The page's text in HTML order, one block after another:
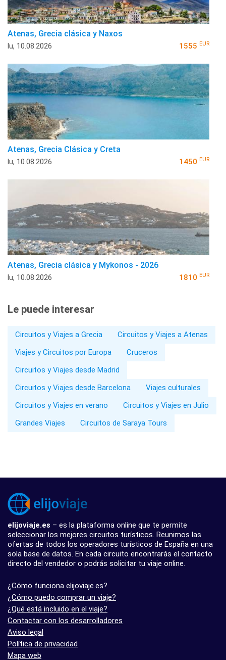
Atenas, Grecia clásica y Naxos
lu, 10.08.2026 1555 EUR
Atenas, Grecia Clásica y Creta
lu, 10.08.2026 1450 EUR
Atenas, Grecia clásica y Mykonos - 2026
lu, 10.08.2026 1810 EUR
Le puede interesar
Circuitos y Viajes a Grecia
Circuitos y Viajes a Atenas
Viajes y Circuitos por Europa
Cruceros
Circuitos y Viajes desde Madrid
Circuitos y Viajes desde Barcelona
Viajes culturales
Circuitos y Viajes en verano
Circuitos y Viajes en Julio
Grandes Viajes
Circuitos de Saraya Tours
elijoviaje.es – es la plataforma online que te permite
seleccionar los mejores circuitos turísticos. Reunimos las
ofertas de todos los operadores turísticos de España en una
sola base de datos. En cada circuito encontrarás el contacto
directo del vendedor o podrás solicitar tu viaje online.
¿Cómo funciona elijoviaje.es?
¿Cómo puedo comprar un viaje?
¿Qué está incluido en el viaje?
Contactar con los desarrolladores
Aviso legal
Política de privacidad
Mapa web